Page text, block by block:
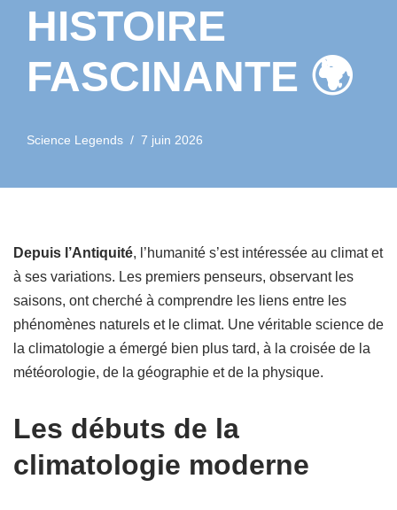
HISTOIRE
FASCINANTE 🌍
Science Legends 7 juin 2026
Depuis l’Antiquité, l’humanité s’est intéressée au climat et
à ses variations. Les premiers penseurs, observant les
saisons, ont cherché à comprendre les liens entre les
phénomènes naturels et le climat. Une véritable science de
la climatologie a émergé bien plus tard, à la croisée de la
météorologie, de la géographie et de la physique.
Les débuts de la
climatologie moderne